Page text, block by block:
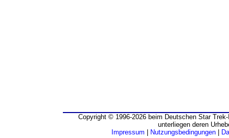
Copyright © 1996-2026 beim Deutschen Star
unterliegen deren
Impressum
Nutzungsbedingungen